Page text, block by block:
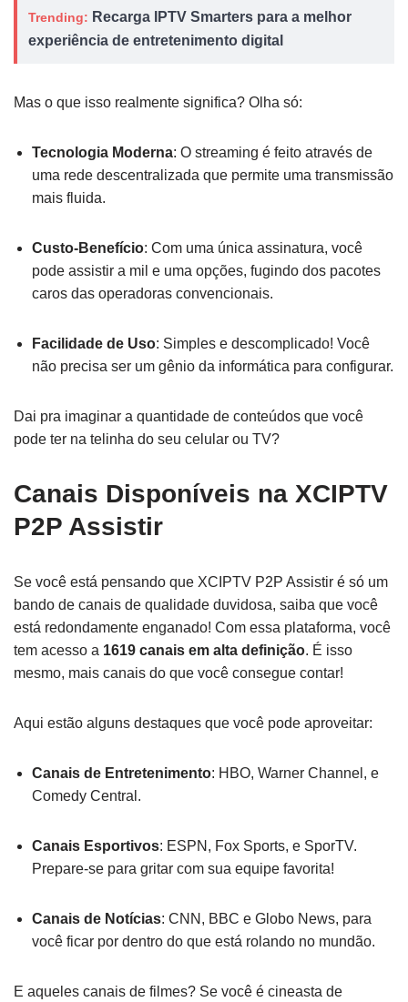
Trending: Recarga IPTV Smarters para a melhor
experiência de entretenimento digital
Mas o que isso realmente significa? Olha só:
Tecnologia Moderna: O streaming é feito através de
uma rede descentralizada que permite uma transmissão
mais fluida.
Custo-Benefício: Com uma única assinatura, você
pode assistir a mil e uma opções, fugindo dos pacotes
caros das operadoras convencionais.
Facilidade de Uso: Simples e descomplicado! Você
não precisa ser um gênio da informática para configurar.
Dai pra imaginar a quantidade de conteúdos que você
pode ter na telinha do seu celular ou TV?
Canais Disponíveis na XCIPTV
P2P Assistir
Se você está pensando que XCIPTV P2P Assistir é só um
bando de canais de qualidade duvidosa, saiba que você
está redondamente enganado! Com essa plataforma, você
tem acesso a 1619 canais em alta definição. É isso
mesmo, mais canais do que você consegue contar!
Aqui estão alguns destaques que você pode aproveitar:
Canais de Entretenimento: HBO, Warner Channel, e
Comedy Central.
Canais Esportivos: ESPN, Fox Sports, e SporTV.
Prepare-se para gritar com sua equipe favorita!
Canais de Notícias: CNN, BBC e Globo News, para
você ficar por dentro do que está rolando no mundão.
E aqueles canais de filmes? Se você é cineasta de